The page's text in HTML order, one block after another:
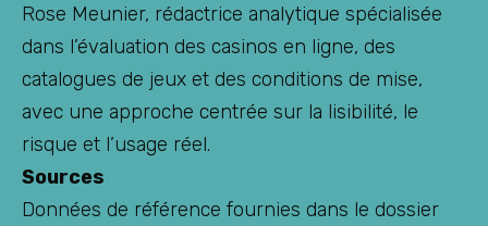
Rose Meunier, rédactrice analytique spécialisée
dans l’évaluation des casinos en ligne, des
catalogues de jeux et des conditions de mise,
avec une approche centrée sur la lisibilité, le
risque et l’usage réel.
Sources
Données de référence fournies dans le dossier